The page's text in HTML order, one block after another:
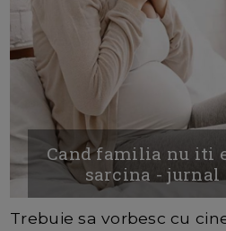
Cand familia nu iti
sarcina - jurnal
Trebuie sa vorbesc cu